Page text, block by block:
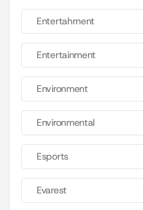
Entertahrnent
Entertainment
Environment
Environmental
Esports
Evarest